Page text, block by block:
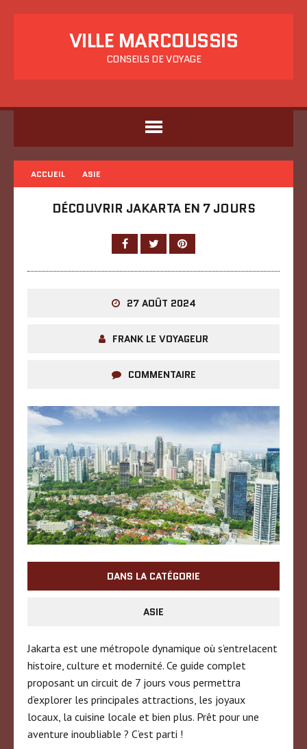
VILLE MARCOUSSIS
CONSEILS DE VOYAGE
ACCUEIL ASIE
DÉCOUVRIR JAKARTA EN 7 JOURS
27 AOÛT 2024
FRANK LE VOYAGEUR
COMMENTAIRE
DANS LA CATÉGORIE
ASIE
Jakarta est une métropole dynamique où s’entrelacent
histoire, culture et modernité. Ce guide complet
proposant un circuit de 7 jours vous permettra
d’explorer les principales attractions, les joyaux
locaux, la cuisine locale et bien plus. Prêt pour une
aventure inoubliable ? C’est parti !